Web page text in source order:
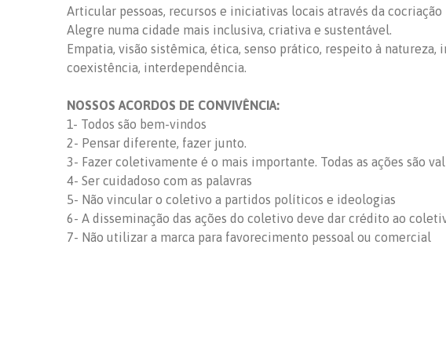
Articular pessoas, recursos e iniciativas locais através da
Alegre numa cidade mais inclusiva, criativa e sustentável.
Empatia, visão sistêmica, ética, senso prático, respeito à natureza,
coexistência, interdependência.
NOSSOS ACORDOS DE CONVIVÊNCIA:
1- Todos são bem-vindos
2- Pensar diferente, fazer junto.
3- Fazer coletivamente é o mais importante. Todas as ações são
4- Ser cuidadoso com as palavras
5- Não vincular o coletivo a partidos políticos e ideologias
6- A disseminação das ações do coletivo deve dar crédito ao
7- Não utilizar a marca para favorecimento pessoal ou comercial